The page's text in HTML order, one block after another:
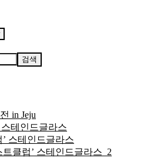
검색
in Jeju
스테인드글라스
스테인드글라스
클럽’ 스테인드글라스_2